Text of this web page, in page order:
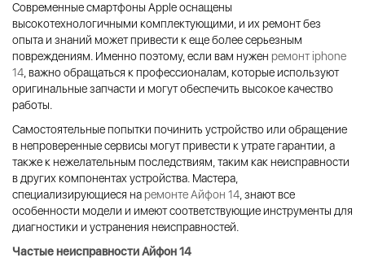
Современные смартфоны Apple оснащены
высокотехнологичными комплектующими, и их ремонт без
опыта и знаний может привести к еще более серьезным
повреждениям. Именно поэтому, если вам нужен ремонт iphone
14 , важно обращаться к профессионалам, которые используют
оригинальные запчасти и могут обеспечить высокое качество
работы.
Самостоятельные попытки починить устройство или обращение
в непроверенные сервисы могут привести к утрате гарантии, а
также к нежелательным последствиям, таким как неисправности
в других компонентах устройства. Мастера,
специализирующиеся на ремонте Айфон 14 , знают все
особенности модели и имеют соответствующие инструменты для
диагностики и устранения неисправностей.
Частые неисправности Айфон 14